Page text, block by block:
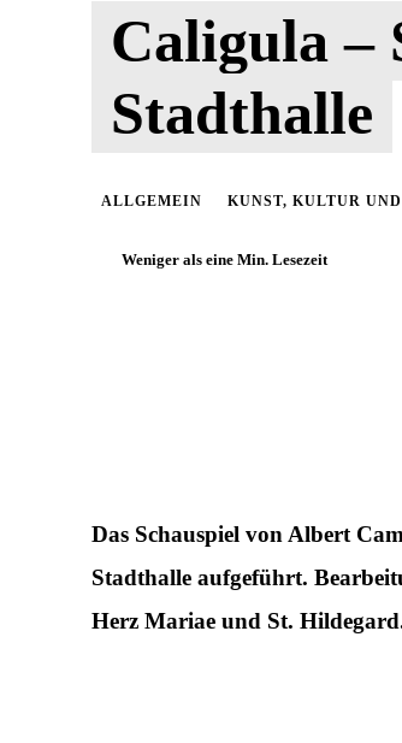
Caligula –
Stadthalle
ALLGEMEIN KUNST, KULTUR
Weniger als eine Min. Lesezeit
Das Schauspiel von Albert
Stadthalle aufgeführt.
Herz Mariae und St.